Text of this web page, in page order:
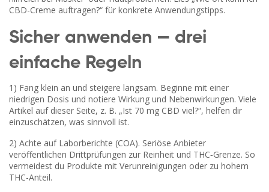
CBD-Creme auftragen?“ für konkrete Anwendungstipps.
Sicher anwenden — drei
einfache Regeln
1) Fang klein an und steigere langsam. Beginne mit einer
niedrigen Dosis und notiere Wirkung und Nebenwirkungen. Viele
Artikel auf dieser Seite, z. B. „Ist 70 mg CBD viel?“, helfen dir
einzuschätzen, was sinnvoll ist.
2) Achte auf Laborberichte (COA). Seriöse Anbieter
veröffentlichen Dritt­prüfungen zur Reinheit und THC‑Grenze. So
vermeidest du Produkte mit Verunreinigungen oder zu hohem
THC-Anteil.